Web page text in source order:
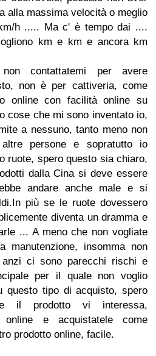
alla massima velocità o meglio
h ..... Ma c' è tempo dai ....
km e km e ancora km
contattatemi per avere
non è per cattiveria, come
online con facilità online su
cose che mi sono inventato io,
a nessuno, tanto meno non
persone e sopratutto io
ruote, spero questo sia chiaro,
dalla Cina si deve essere
andare anche male e si
più se le ruote dovessero
diventa un dramma e
... A meno che non vogliate
manutenzione, insomma non
ci sono parecchi rischi e
per il quale non voglio
questo tipo di acquisto, spero
il prodotto vi interessa,
online e acquistatele come
prodotto online, facile.